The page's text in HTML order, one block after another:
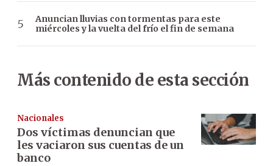
Anuncian lluvias con tormentas para este
miércoles y la vuelta del frío el fin de semana
Más contenido de esta sección
Nacionales
Dos víctimas denuncian que
les vaciaron sus cuentas de un
banco